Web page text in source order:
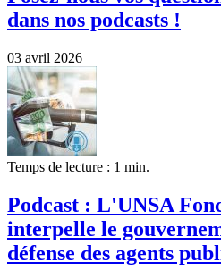
dans nos podcasts !
03 avril 2026
Temps de lecture : 1 min.
Podcast : L'UNSA
interpelle le
défense des agents